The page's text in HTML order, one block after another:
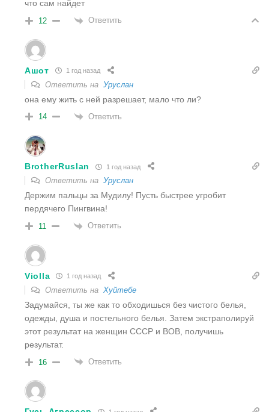
что сам найдет
12 Ответить
Ашот 1 год назад
Ответить на Уруслан
она ему жить с ней разрешает, мало что ли?
14 Ответить
BrotherRuslan 1 год назад
Ответить на Уруслан
Держим пальцы за Мудилу! Пусть быстрее угробит
пердячего Пингвина!
11 Ответить
Violla 1 год назад
Ответить на Хуйтебе
Задумайся, ты же как то обходишься без чистого белья,
одежды, душа и постельного белья. Затем экстраполируй
этот результат на женщин СССР и ВОВ, получишь
результат.
16 Ответить